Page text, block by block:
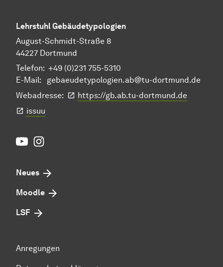
Lehrstuhl Gebäudetypologien
August-Schmidt-Straße 8
44227 Dortmund
Telefon: +49 (0)231 755-5310
E-Mail: gebaeudetypologien.ab@tu-dortmund.de
Webadresse:
https://gb.ab.tu-dortmund.de
issuu
Youtube
Neues
Moodle
LSF
Anregungen